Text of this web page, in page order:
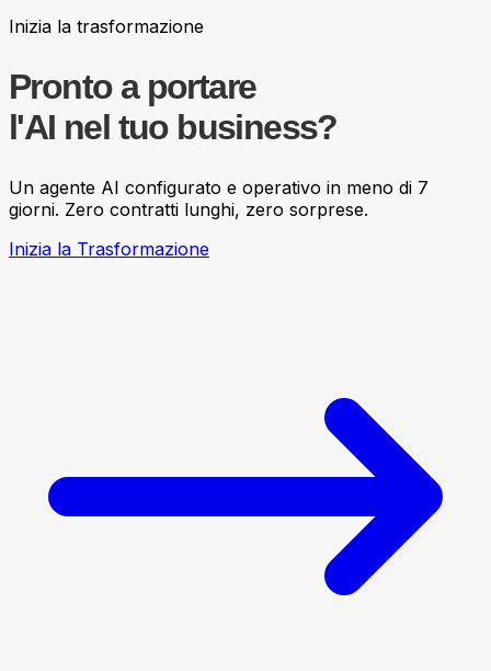
Inizia la trasformazione
Pronto a portare
l'AI nel tuo business?
Un agente AI configurato e operativo in meno di 7
giorni. Zero contratti lunghi, zero sorprese.
Inizia la Trasformazione